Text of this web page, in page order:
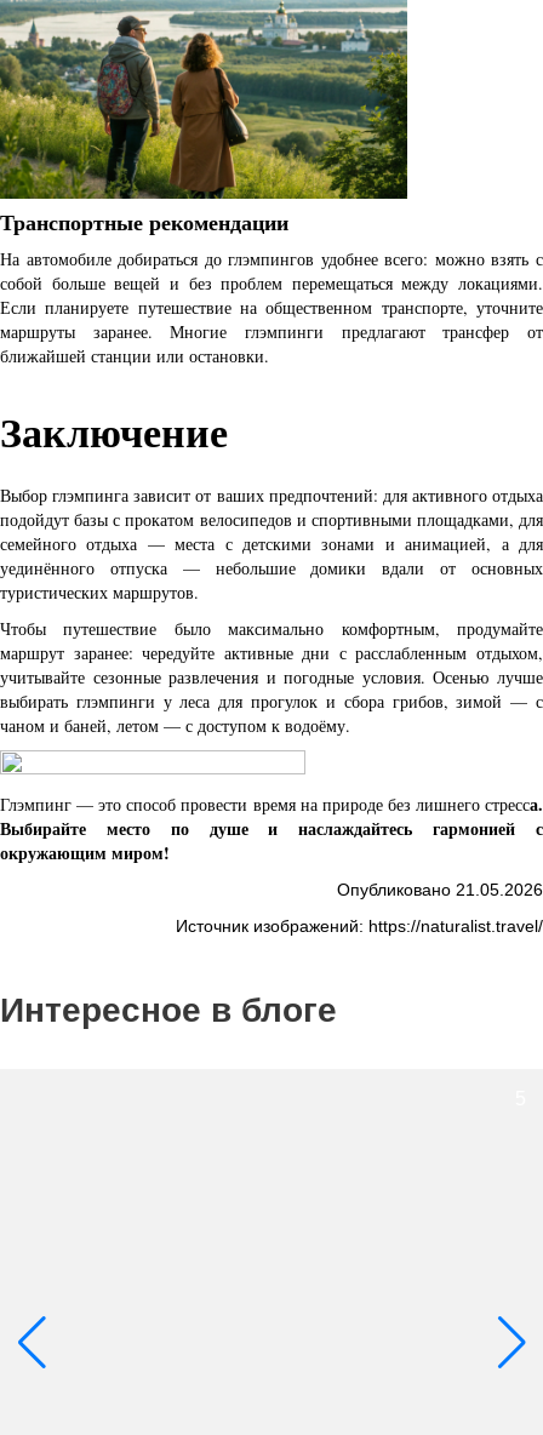
Транспортные рекомендации
На автомобиле добираться до глэмпингов удобнее всего: можно взять с
собой больше вещей и без проблем перемещаться между локациями.
Если планируете путешествие на общественном транспорте, уточните
маршруты заранее. Многие глэмпинги предлагают трансфер от
ближайшей станции или остановки.
Заключение
Выбор глэмпинга зависит от ваших предпочтений: для активного отдыха
подойдут базы с прокатом велосипедов и спортивными площадками, для
семейного отдыха — места с детскими зонами и анимацией, а для
уединённого отпуска — небольшие домики вдали от основных
туристических маршрутов.
Чтобы путешествие было максимально комфортным, продумайте
маршрут заранее: чередуйте активные дни с расслабленным отдыхом,
учитывайте сезонные развлечения и погодные условия. Осенью лучше
выбирать глэмпинги у леса для прогулок и сбора грибов, зимой — с
чаном и баней, летом — с доступом к водоёму.
Глэмпинг — это способ провести время на природе без лишнего стресса.
Выбирайте место по душе и наслаждайтесь гармонией с
окружающим миром!
Опубликовано 21.05.2026
Источник изображений: https://naturalist.travel/
Интересное в блоге